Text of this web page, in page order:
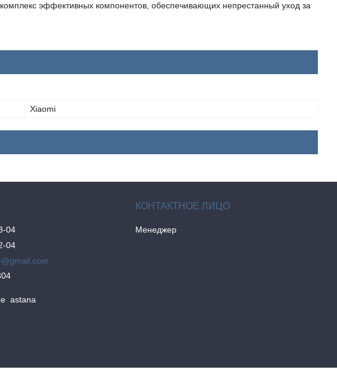
эффективных компонентов, обеспечивающих непрестанный уход за
Xiaomi
04
04
Менеджер